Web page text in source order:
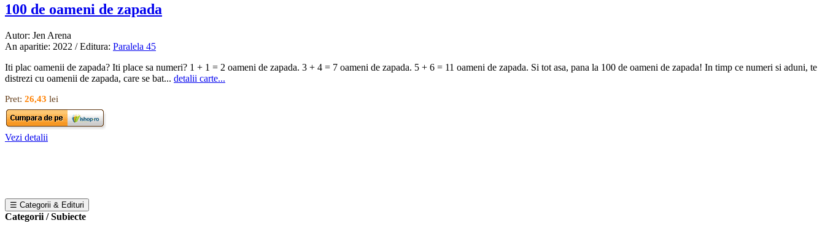
100 de oameni de zapada
Autor: Jen Arena
An aparitie: 2022 / Editura: Paralela 45
Iti plac oamenii de zapada? Iti place sa numeri? 1 + 1 = 2 oameni de zapada. 3 + 4 = 7 oameni de zapada. 5 + 6 = 11 oameni de zapada. Si tot asa, pana la 100 de oameni de zapada! In timp ce numeri si aduni, te
distrezi cu oamenii de zapada, care se bat... detalii carte...
Pret: 26,43 lei
Vezi detalii
☰ Categorii & Edituri
Categorii / Subiecte